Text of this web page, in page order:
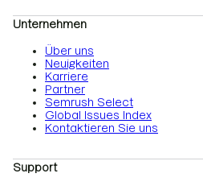
Unternehmen
Über uns
Neuigkeiten
Karriere
Partner
Semrush Select
Global Issues Index
Kontaktieren Sie uns
Support